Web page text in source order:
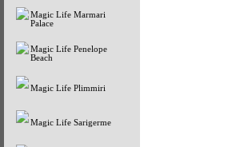
Magic Life Marmari
Palace
Magic Life Penelope
Beach
Magic Life Plimmiri
Magic Life Sarigerme